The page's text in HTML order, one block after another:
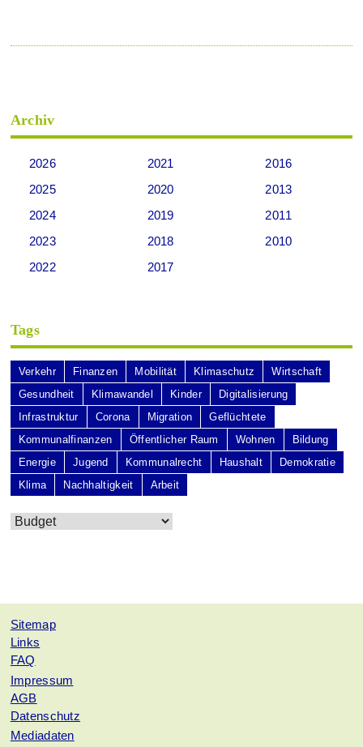
Archiv
2026
2025
2024
2023
2022
2021
2020
2019
2018
2017
2016
2013
2011
2010
Tags
Verkehr Finanzen Mobilität Klimaschutz
Wirtschaft
Gesundheit
Klimawandel Kinder
Digitalisierung
Infrastruktur
Corona Migration
Geflüchtete
Kommunalfinanzen
Öffentlicher Raum Wohnen
Bildung
Energie
Jugend Kommunalrecht Haushalt
Demokratie
Klima
Nachhaltigkeit Arbeit
Sitemap
Links
FAQ
Impressum
AGB
Datenschutz
Mediadaten